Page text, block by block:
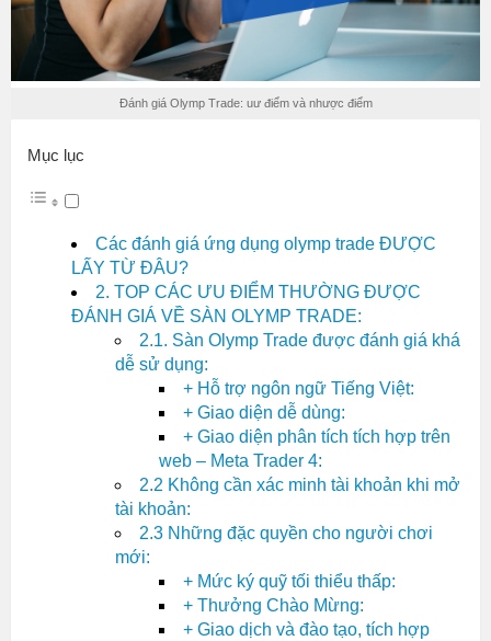
Đánh giá Olymp Trade: uư điểm và nhược điểm
Mục lục
Các đánh giá ứng dụng olymp trade ĐƯỢC
LẤY TỪ ĐÂU?
2. TOP CÁC ƯU ĐIỂM THƯỜNG ĐƯỢC
ĐÁNH GIÁ VỀ SÀN OLYMP TRADE:
2.1. Sàn Olymp Trade được đánh giá khá
dễ sử dụng:
+ Hỗ trợ ngôn ngữ Tiếng Việt:
+ Giao diện dễ dùng:
+ Giao diện phân tích tích hợp trên
web – Meta Trader 4:
2.2 Không cần xác minh tài khoản khi mở
tài khoản:
2.3 Những đặc quyền cho người chơi
mới:
+ Mức ký quỹ tối thiểu thấp:
+ Thưởng Chào Mừng:
+ Giao dịch và đào tạo, tích hợp